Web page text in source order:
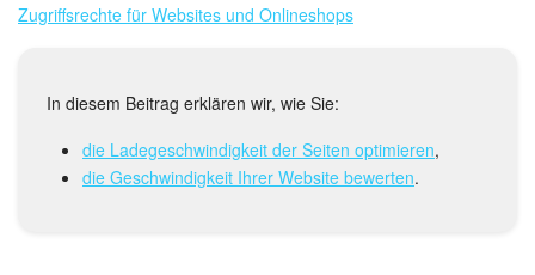
Projektgruppen
Webmail
Zugriffsrechte für Websites und Onlineshops
In diesem Beitrag erklären wir, wie Sie:
die Ladegeschwindigkeit der Seiten optimieren,
die Geschwindigkeit Ihrer Website bewerten.